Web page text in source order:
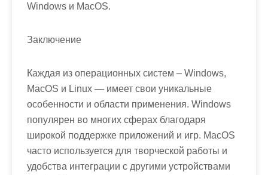
Windows и MacOS.
Заключение
Каждая из операционных систем – Windows,
MacOS и Linux — имеет свои уникальные
особенности и области применения. Windows
популярен во многих сферах благодаря
широкой поддержке приложений и игр. MacOS
часто используется для творческой работы и
удобства интеграции с другими устройствами